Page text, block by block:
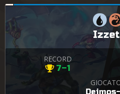
Izzet
RECORD
7–1